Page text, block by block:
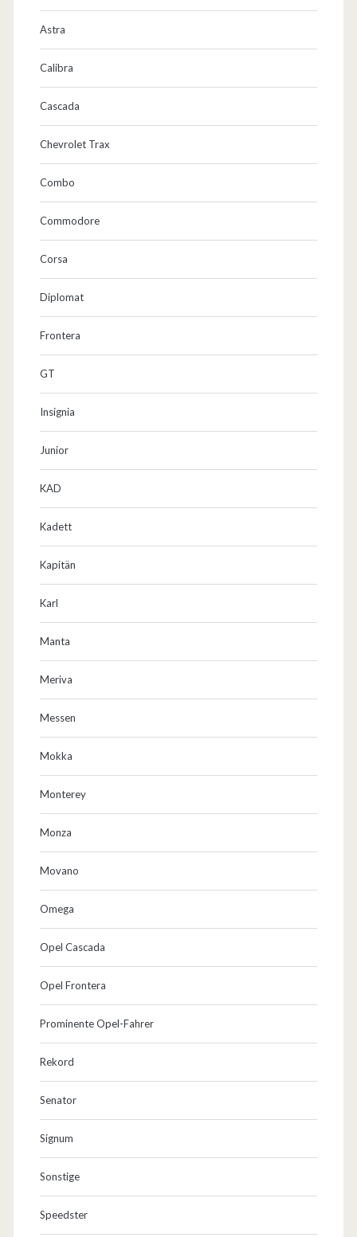
Astra
Calibra
Cascada
Chevrolet Trax
Combo
Commodore
Corsa
Diplomat
Frontera
GT
Insignia
Junior
KAD
Kadett
Kapitän
Karl
Manta
Meriva
Messen
Mokka
Monterey
Monza
Movano
Omega
Opel Cascada
Opel Frontera
Prominente Opel-Fahrer
Rekord
Senator
Signum
Sonstige
Speedster